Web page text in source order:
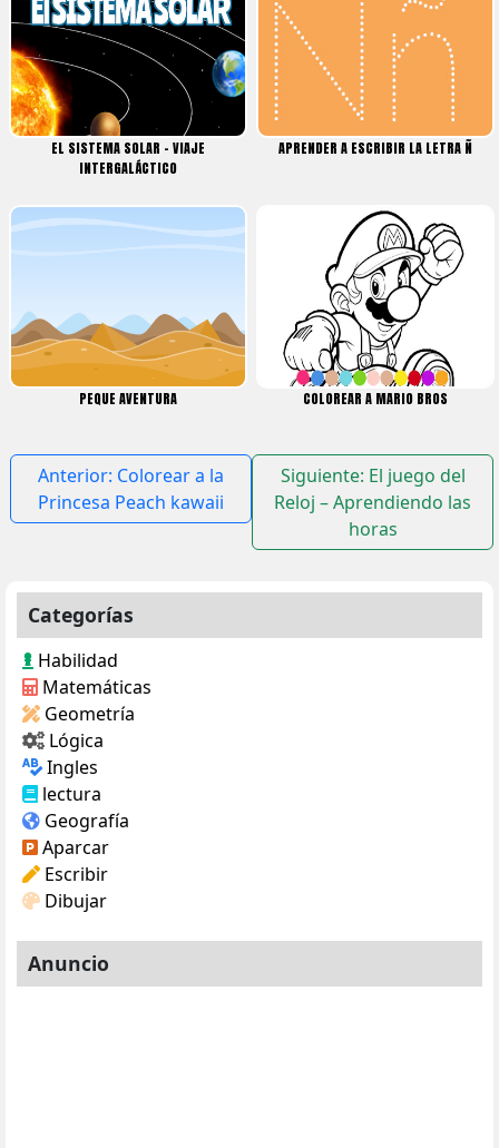
EL SISTEMA SOLAR – VIAJE
INTERGALÁCTICO
APRENDER A ESCRIBIR LA LETRA Ñ
PEQUE AVENTURA COLOREAR A MARIO BROS
Navegación
de
Anterior: Colorear a la
Princesa Peach kawaii
Siguiente: El juego del
Reloj – Aprendiendo las
horas
Categorías
Habilidad
Matemáticas
Geometría
Lógica
Ingles
lectura
Geografía
Aparcar
Escribir
Dibujar
Anuncio